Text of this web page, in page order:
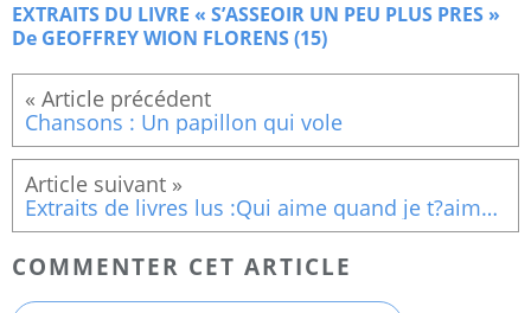
EXTRAITS DU LIVRE « S’ASSEOIR UN PEU PLUS PRES »
De GEOFFREY WION FLORENS (15)
Chansons : Un papillon qui vole
Extraits de livres lus :Qui aime quand je t?aime (2)
COMMENTER CET ARTICLE